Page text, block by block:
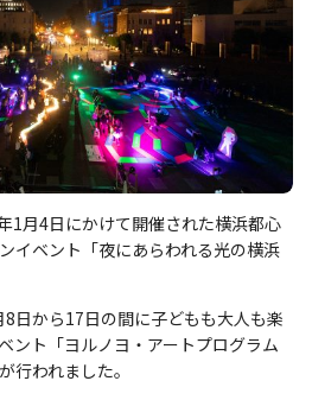
1月4日にかけて開催された横浜都心
イベント「夜にあらわれる光の横浜
日から17日の間に子どもも大人も楽
ント「ヨルノヨ・アートプログラム
行われました。